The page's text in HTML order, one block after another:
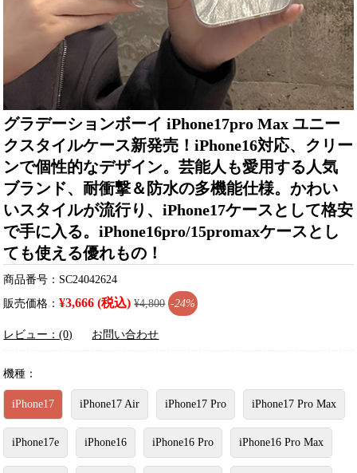
グラデーションボーイ iPhone17pro Max ユニー
クスタイルケース新発売！iPhone16対応、クリー
ンで個性的なデザイン。芸能人も愛用する人気
ブランド、耐衝撃＆防水の多機能仕様。かわい
いスタイルが流行り、iPhone17ケースとして格安
で手に入る。iPhone16pro/15promaxケースとし
ても使える優れもの！
商品番号：SC24042624
販売価格：¥3,666 (税込) ¥4,800 -24%
レビュー：(0) お問い合わせ
機種：
iPhone17 iPhone17 Air iPhone17 Pro iPhone17 Pro Max
iPhone17e iPhone16 iPhone16 Pro iPhone16 Pro Max